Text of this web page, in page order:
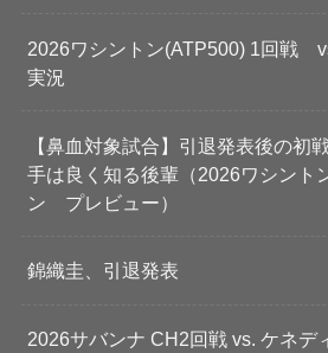
2026ワシントン(ATP500) 1回戦
実況
【鼻血対象試合】引退発表後の初
手は良く知る後輩（2026ワシン
ン プレビュー）
錦織圭、引退発表
2026サバンナ CH2回戦 vs. ケネデ